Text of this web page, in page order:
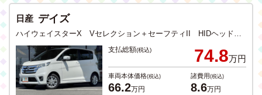
日産 デイズ
ハイウェイスターX Vセレクション＋セーフティII HIDヘッドライト アイドリングストップ 衝突軽減ブレーキ スマートキー 純正CDデッキ 全方位カメラ 純正アルミホイール 禁煙
支払総額(税込) 74.8万円
車両本体価格(税込)
66.2万円
諸費用(税込)
8.6万円